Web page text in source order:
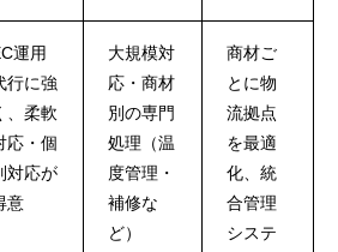
運用
行に強
、柔軟
応・個
対応が
意
大規模対
応・商材
別の専門
処理（温
度管理・
補修な
ど）
商材ご
とに物
流拠点
を最適
化、統
合管理
システ